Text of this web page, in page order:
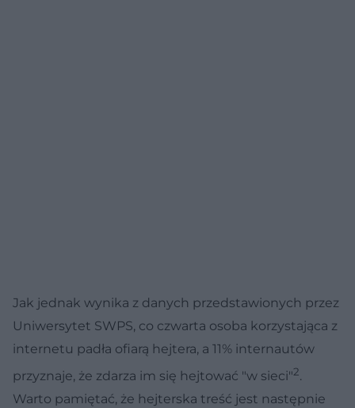
Jak jednak wynika z danych przedstawionych przez
Uniwersytet SWPS, co czwarta osoba korzystająca z
internetu padła ofiarą hejtera, a 11% internautów
przyznaje, że zdarza im się hejtować "w sieci"2.
Warto pamiętać, że hejterska treść jest następnie